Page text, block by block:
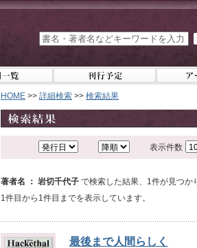
HOME >> 詳細検索 >> 検索結果
表示件数
著者名 ： 岩切千代子 で検索した結果、1件が見つか
1件目から1件目までを表示しています。
最後まで人間らしく